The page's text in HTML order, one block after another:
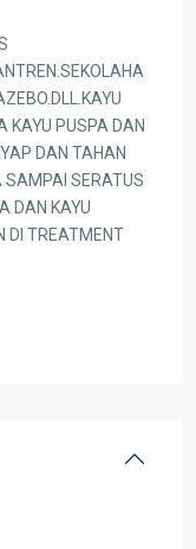
KAYU PUSPA DAN
DAN TAHAN
SAMPAI SERATUS
DAN KAYU
DI TREATMENT